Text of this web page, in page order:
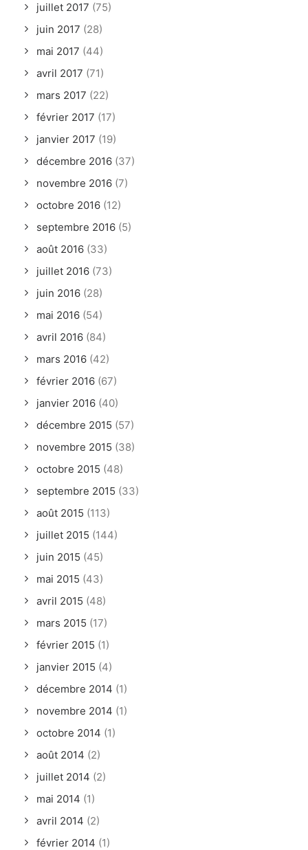
juillet 2017 (75)
juin 2017 (28)
mai 2017 (44)
avril 2017 (71)
mars 2017 (22)
février 2017 (17)
janvier 2017 (19)
décembre 2016 (37)
novembre 2016 (7)
octobre 2016 (12)
septembre 2016 (5)
août 2016 (33)
juillet 2016 (73)
juin 2016 (28)
mai 2016 (54)
avril 2016 (84)
mars 2016 (42)
février 2016 (67)
janvier 2016 (40)
décembre 2015 (57)
novembre 2015 (38)
octobre 2015 (48)
septembre 2015 (33)
août 2015 (113)
juillet 2015 (144)
juin 2015 (45)
mai 2015 (43)
avril 2015 (48)
mars 2015 (17)
février 2015 (1)
janvier 2015 (4)
décembre 2014 (1)
novembre 2014 (1)
octobre 2014 (1)
août 2014 (2)
juillet 2014 (2)
mai 2014 (1)
avril 2014 (2)
février 2014 (1)